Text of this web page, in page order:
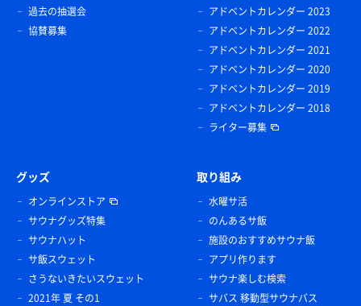
過去の抽選会
協賛募集
アドベントカレンダー 2023
アドベントカレンダー 2022
アドベントカレンダー 2021
アドベントカレンダー 2020
アドベントカレンダー 2019
アドベントカレンダー 2018
ライター募集
グッズ
オンラインストア
サウナグッズ特集
サウナハット
サ飯スウェット
さうないきたいスウェット
2021年 夏 その1
取り組み
水曜サ活
のんあるサ飯
施設のおすすめサウナ飯
アプリ作ります
サウナ楽しむ検索
サバス 移動型サウナバス